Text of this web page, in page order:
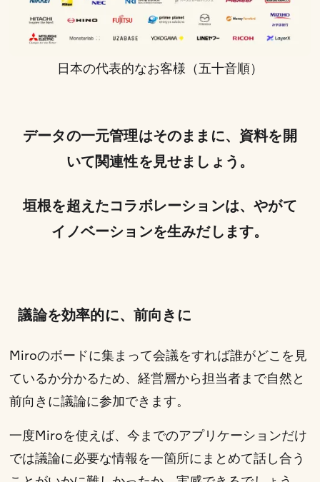
日本の代表的なお客様（五十音順）
データの一元管理はそのままに、資料を開
いて関連性を見せましょう。
垣根を超えたコラボレーションは、やがて
イノベーションを生みだします。
議論を効率的に、前向きに
Miroのボードに集まって会議をすれば誰がどこを見
ているか分かるため、経営層から担当者まで自然と
前向きに議論に参加できます。
一度Miroを使えば、今までのアプリケーションだけ
では議論に必要な情報を一箇所にまとめて話し合う